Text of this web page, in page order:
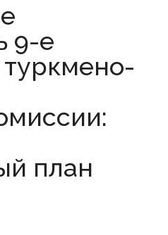
9-е
план